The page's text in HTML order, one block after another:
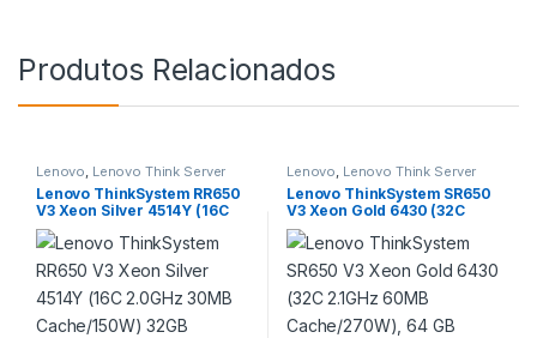
Produtos Relacionados
Lenovo, Lenovo Think Server
Rack
Lenovo ThinkSystem RR650
V3 Xeon Silver 4514Y (16C
2.0GHz 30MB Cache/150W)
32GB (1x32GB 5600MHz
1Rx4 DDR5 RDIMM) 8
SAS/SATA 9350-8i 1x1100W
Titanium 5 Standard Fans
XCC2 Platinum Toolless V2
Rails
Lenovo, Lenovo Think Server
Rack
Lenovo ThinkSystem SR650
V3 Xeon Gold 6430 (32C
2.1GHz 60MB Cache/270W),
64 GB (1x64GB, 4800MHz
2Rx4 DDR5 RDIMM), No
Backplane, No RAID,
1x1800W Titanium, 5
Performance Fans, XCC
Platinum